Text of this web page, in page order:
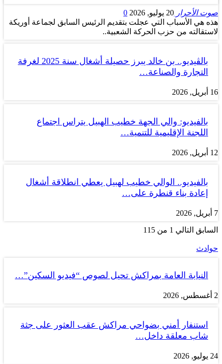
صوت الأحرار 20 يوليو, 2026
0
هذه هي الأسباب التي عجلت بتقديم الرئيس السابق لجماعة أوريكة
لاستقالته من حزب الحركة الشعبية..
بالڤيديو.. بن خالد يبرز حصيلة أشغال سنة 2025 لغرفة
التجارة والصناعة…
16 أبريل, 2026
بالفيديو: والي الجهة خطيب الهبيل يتراس اجتماع
اللجنة الإقليمية للتنمية…
12 أبريل, 2026
بالفيديو.. الوالي خطيب لهبيل يعطي انطلاقة أشغال
إعادة بناء قنطرة على…
7 أبريل, 2026
السابق التالي 1 من 115
حوادث
النيابة العامة بمراكش تحيل لصوص “فيديو السكين”…
2 أغسطس, 2026
استنفار أمني بضواحي مراكش عقب العثور على جثة
شاب معلقة داخل…
24 يوليو, 2026